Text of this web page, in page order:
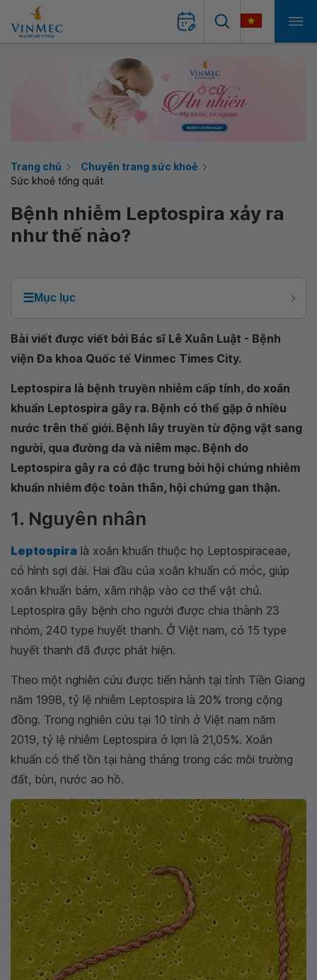
Trang chủ
Chuyên trang sức khoẻ
Sức khoẻ tổng quát
Bệnh nhiễm Leptospira xảy ra
như thế nào?
☰Mục lục
Bài viết được viết bởi Bác sĩ Lê Xuân Luật - Bệnh
viện Đa khoa Quốc tế Vinmec Times City.
Leptospira là bệnh truyền nhiễm cấp tính, do xoắn
khuẩn Leptospira gây ra. Bệnh có thể gặp ở nhiều
nước trên thế giới. Bệnh lây truyền từ động vật sang
người, qua đường da và niêm mạc. Bệnh do
Leptospira gây ra có đặc trưng bởi hội chứng nhiễm
khuẩn nhiễm độc toàn thân, hội chứng gan thận.
1. Nguyên nhân
Leptospira là xoắn khuẩn thuộc họ Leptospiraceae,
có hình sợi dài. Hai đầu của xoắn khuẩn có móc, giúp
xoắn khuẩn bám, xâm nhập vào cơ thể vật chủ.
Leptospira gây bệnh cho người được chia thành 23
nhóm, 240 type huyết thanh. Ở Việt nam, có 15 type
huyết thanh đã được phát hiện.
Theo một nghiên cứu được tiến hành tại tỉnh Tiền Giang
năm 1998, tỷ lệ nhiễm Leptospira là 20% trong cộng
đồng. Trong nghiên cứu tại 10 tỉnh ở Việt nam năm
2019, tỷ lệ nhiễm Leptospira ở lợn là 21,05%. Xoắn
khuẩn có thể tồn tại hàng tháng trong các môi trường
đất, bùn, nước ao hồ.